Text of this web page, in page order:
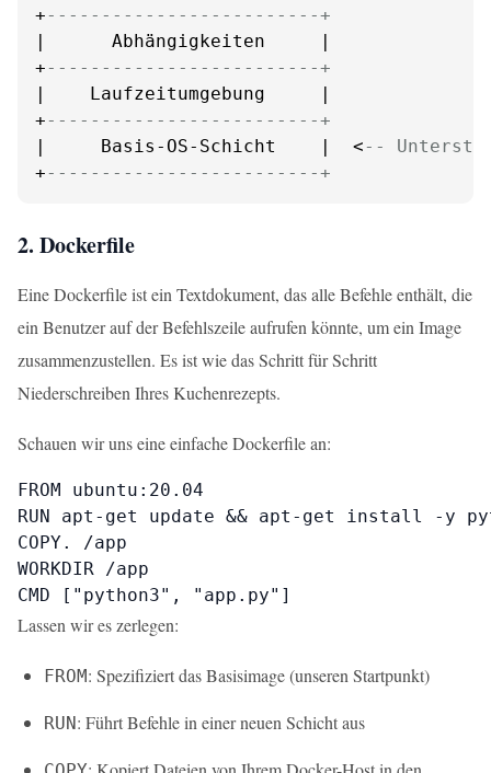
+-------------------------+
|      Abhängigkeiten     |
+-------------------------+
|    Laufzeitumgebung     |
+-------------------------+
|     Basis-OS-Schicht    |  <-- Unterste
+-------------------------+
2. Dockerfile
Eine Dockerfile ist ein Textdokument, das alle Befehle enthält, die
ein Benutzer auf der Befehlszeile aufrufen könnte, um ein Image
zusammenzustellen. Es ist wie das Schritt für Schritt
Niederschreiben Ihres Kuchenrezepts.
Schauen wir uns eine einfache Dockerfile an:
FROM ubuntu:20.04
RUN apt-get update && apt-get install -y
COPY. /app
WORKDIR /app
CMD ["python3", "app.py"]
Lassen wir es zerlegen:
FROM: Spezifiziert das Basisimage (unseren Startpunkt)
RUN: Führt Befehle in einer neuen Schicht aus